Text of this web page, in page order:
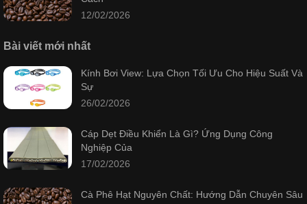
12/02/2026
Bài viết mới nhất
Kính Bơi View: Lựa Chọn Tối Ưu Cho Hiệu Suất Và
Sự
26/02/2026
Cáp Dẹt Điều Khiển Là Gì? Ứng Dụng Công
Nghiệp Của
17/02/2026
Cà Phê Hạt Nguyên Chất: Hướng Dẫn Chuyên Sâu